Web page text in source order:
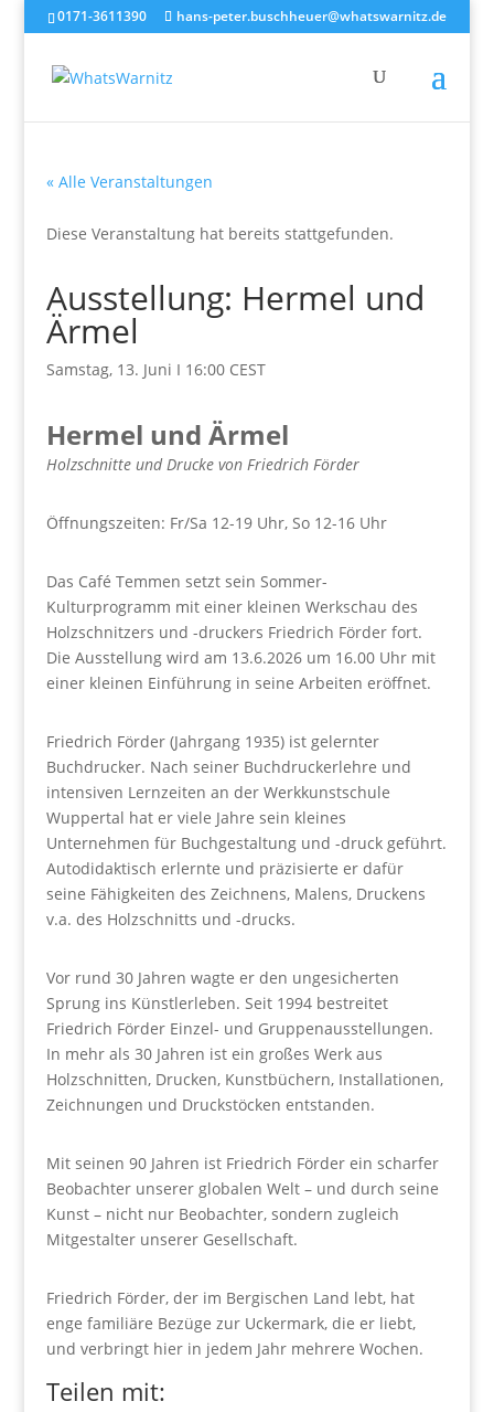
0171-3611390 hans-peter.buschheuer@whatswarnitz.de
« Alle Veranstaltungen
Diese Veranstaltung hat bereits stattgefunden.
Ausstellung: Hermel und
Ärmel
Samstag, 13. Juni I 16:00 CEST
Hermel und Ärmel
Holzschnitte und Drucke von Friedrich Förder
Öffnungszeiten: Fr/Sa 12-19 Uhr, So 12-16 Uhr
Das Café Temmen setzt sein Sommer-
Kulturprogramm mit einer kleinen Werkschau des
Holzschnitzers und -druckers Friedrich Förder fort.
Die Ausstellung wird am 13.6.2026 um 16.00 Uhr mit
einer kleinen Einführung in seine Arbeiten eröffnet.
Friedrich Förder (Jahrgang 1935) ist gelernter
Buchdrucker. Nach seiner Buchdruckerlehre und
intensiven Lernzeiten an der Werkkunstschule
Wuppertal hat er viele Jahre sein kleines
Unternehmen für Buchgestaltung und -druck geführt.
Auto­didaktisch erlernte und präzisierte er dafür
seine Fähigkeiten des Zeichnens, Malens, Druckens
v.a. des Holzschnitts und -drucks.
Vor rund 30 Jahren wagte er den ungesicherten
Sprung ins Künstler­leben. Seit 1994 bestreitet
Friedrich Förder Einzel- und Gruppenausstellungen.
In mehr als 30 Jahren ist ein großes Werk aus
Holzschnitten, Drucken, Kunstbüchern, Instal­lationen,
Zeichnungen und Druckstöcken entstanden.
Mit seinen 90 Jahren ist Friedrich Förder ein scharfer
Beobachter unserer globalen Welt – und durch seine
Kunst – nicht nur Beobachter, sondern zugleich
Mitgestalter unserer Gesellschaft.
Friedrich Förder, der im Bergischen Land lebt, hat
enge familiäre Bezüge zur Uckermark, die er liebt,
und verbringt hier in jedem Jahr mehrere Wochen.
Teilen mit: